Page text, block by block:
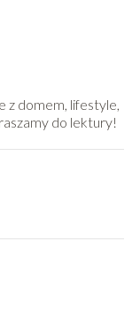
z domem, lifestyle,
do lektury!